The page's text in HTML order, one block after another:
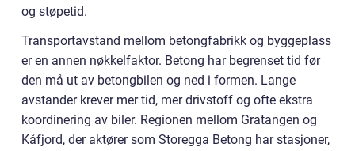
og støpetid.
Transportavstand mellom betongfabrikk og byggeplass
er en annen nøkkelfaktor. Betong har begrenset tid før
den må ut av betongbilen og ned i formen. Lange
avstander krever mer tid, mer drivstoff og ofte ekstra
koordinering av biler. Regionen mellom Gratangen og
Kåfjord, der aktører som Storegga Betong har stasjoner,